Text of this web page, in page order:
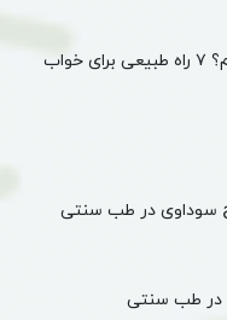
چرا با وجود خستگی نمی‌خوابیم؟ ۷ راه طبیعی برای خواب
سوداوی در طب سنتی
در طب سنتی